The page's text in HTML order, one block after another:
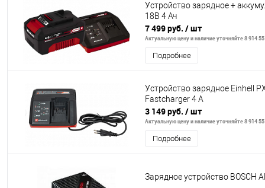
Устройство зарядное +
18В 4 Ач
7 499 руб. / шт
Актуальную цену и наличие уточняйте 8 914
Подробнее
Устройство зарядное Einhell
Fastcharger 4 A
3 149 руб. / шт
Актуальную цену и наличие уточняйте 8 914
Подробнее
Зарядное устройство BOSCH